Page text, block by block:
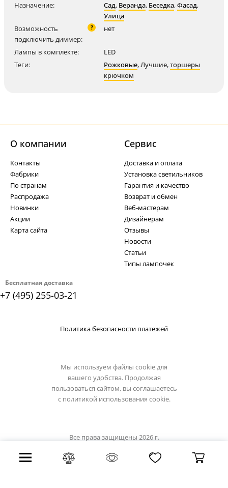
Назначение:
Сад, Веранда, Беседка,Фасад,
Улица
Возможность
подключить диммер:
? нет
Лампы в комплекте:
LED
Теги:
Рожковые,Лучшие,торшеры
крючком
Бесплатная доставка
+7 (495) 255-03-21
О компании
Контакты
Фабрики
По странам
Распродажа
Новинки
Акции
Карта сайта
Cервис
Доставка и оплата
Установка светильников
Гарантия и качество
Возврат и обмен
Веб-мастерам
Дизайнерам
Отзывы
Новости
Статьи
Типы лампочек
Политика безопасности платежей
Мы используем файлы cookie для
вашего удобства. Продолжая
пользоваться сайтом, вы соглашаетесь
с политикой использования cookie.
Все права защищены 2026 г.